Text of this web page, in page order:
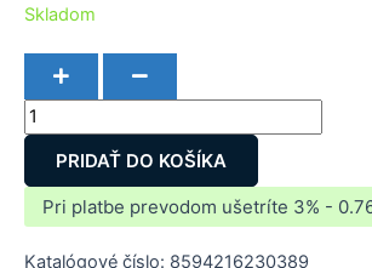
Skladom
PRIDAŤ DO KOŠÍKA
Pri platbe prevodom ušetríte 3% -
Katalógové číslo: 8594216230389